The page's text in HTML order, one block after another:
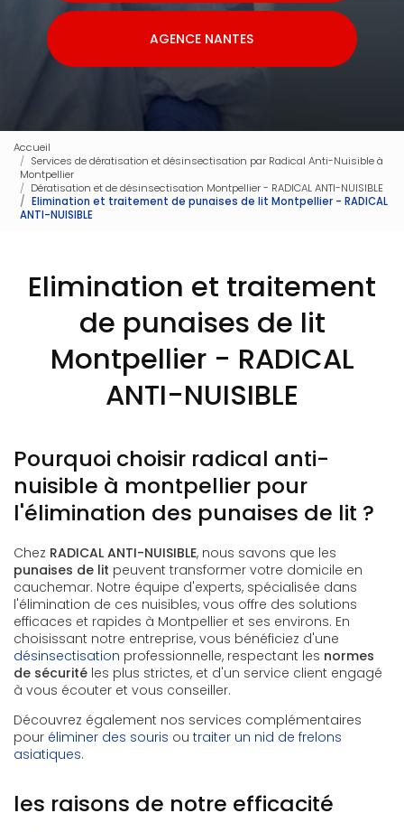
AGENCE NANTES
Accueil
Services de dératisation et désinsectisation par Radical Anti-Nuisible à
Montpellier
Dératisation et de désinsectisation Montpellier - RADICAL ANTI-NUISIBLE
Elimination et traitement de punaises de lit Montpellier - RADICAL
ANTI-NUISIBLE
Elimination et traitement
de punaises de lit
Montpellier - RADICAL
ANTI-NUISIBLE
Pourquoi choisir radical anti-
nuisible à montpellier pour
l'élimination des punaises de lit ?
Chez RADICAL ANTI-NUISIBLE, nous savons que les
punaises de lit peuvent transformer votre domicile en
cauchemar. Notre équipe d'experts, spécialisée dans
l'élimination de ces nuisibles, vous offre des solutions
efficaces et rapides à Montpellier et ses environs. En
choisissant notre entreprise, vous bénéficiez d'une
désinsectisation professionnelle, respectant les normes
de sécurité les plus strictes, et d'un service client engagé
à vous écouter et vous conseiller.
Découvrez également nos services complémentaires
pour éliminer des souris ou traiter un nid de frelons
asiatiques.
les raisons de notre efficacité